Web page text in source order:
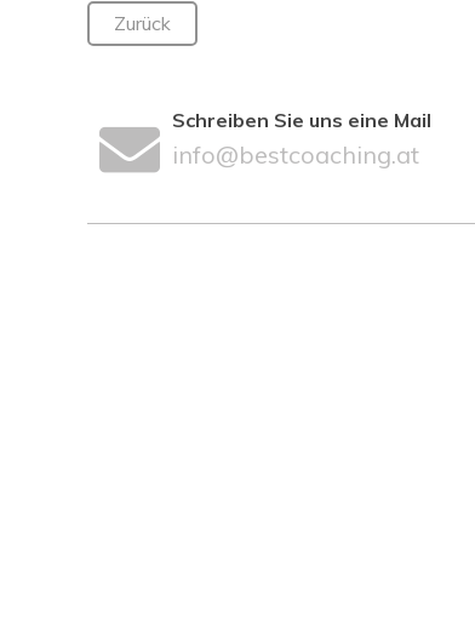
Zurück
Schreiben Sie uns eine Mail
info@bestcoaching.at